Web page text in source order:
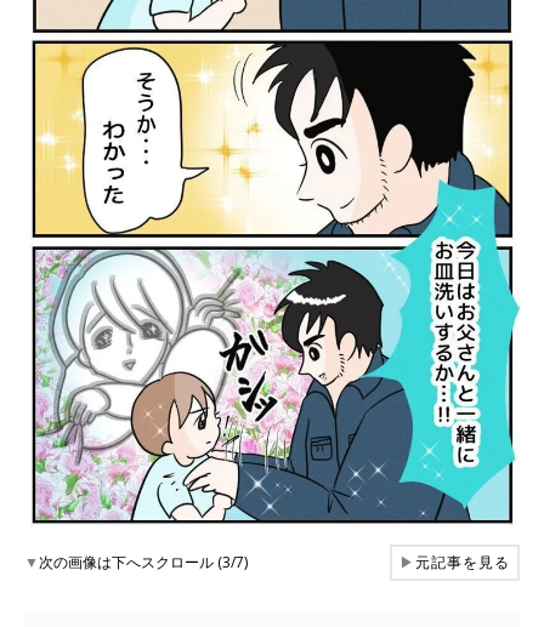
▼次の画像は下へスクロール (3/7) ▶元記事を見る